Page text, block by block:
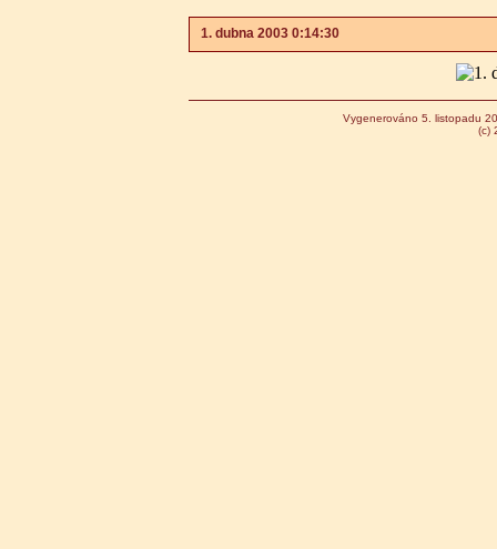
1. dubna 2003 0:14:30
Vygenerováno 5. listopadu
(c)